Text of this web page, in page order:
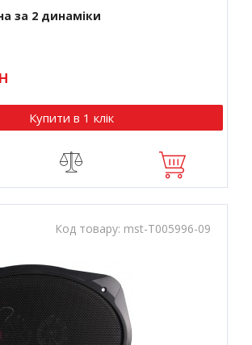
за 2 динаміки
Купити в 1 клік
Код товару: mst-T005996-09